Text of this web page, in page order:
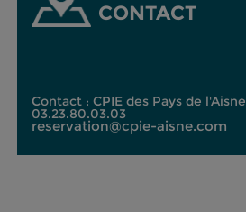
CONTACT
Contact : CPIE des Pays de l'Aisne
03.23.80.03.03
reservation@cpie-aisne.com